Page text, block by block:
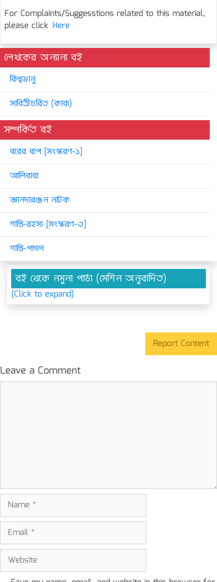
For Complaints/Suggesstions related to this material,
please click Here
লেখকের অন্যান্য বই
বিল্বভানু
সাবিত্রীচরিত (কাব্য)
সম্পর্কিত বই
বরের বাপ [সংস্করণ-১]
আলিবাবা
জ্ঞানদারঞ্জন নাটক
শান্তি-রহস্য [সংস্করণ-৩]
শান্তি-পাগল
বই থেকে নমুনা পাঠ্য (মেশিন অনুবাদিত)
(Click to expand)
Report Content
Leave a Comment
Name
Email
Website